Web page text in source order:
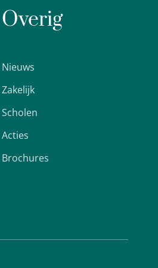
Overig
Nieuws
Zakelijk
Scholen
Acties
Brochures